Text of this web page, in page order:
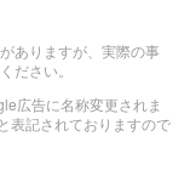
ありますが、実際の事
ださい。
広告に名称変更されま
表記されておりますので